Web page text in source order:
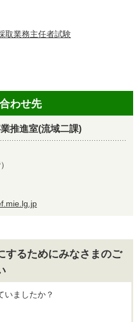
取業務主任者試験
わせ先
推進室(流域二課)
するためにみなさまのご
いましたか？